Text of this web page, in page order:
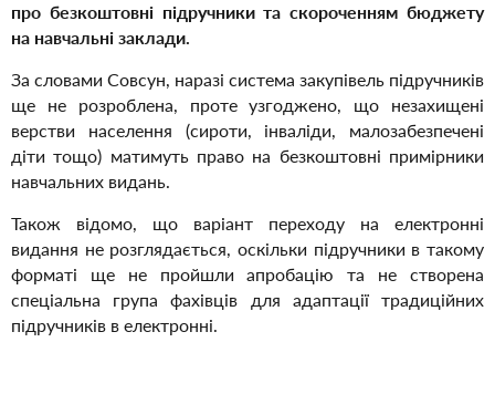
про безкоштовні підручники та скороченням бюджету
на навчальні заклади.
За словами Совсун, наразі система закупівель підручників
ще не розроблена, проте узгоджено, що незахищені
верстви населення (сироти, інваліди, малозабезпечені
діти тощо) матимуть право на безкоштовні примірники
навчальних видань.
Також відомо, що варіант переходу на електронні
видання не розглядається, оскільки підручники в такому
форматі ще не пройшли апробацію та не створена
спеціальна група фахівців для адаптації традиційних
підручників в електронні.